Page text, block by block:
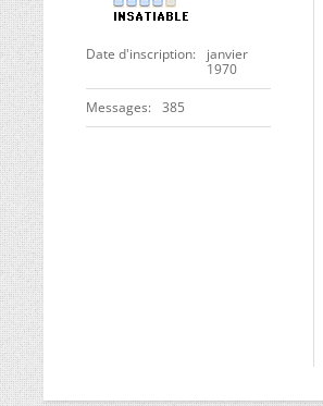
Date d'inscription
janvier
1970
Messages 385